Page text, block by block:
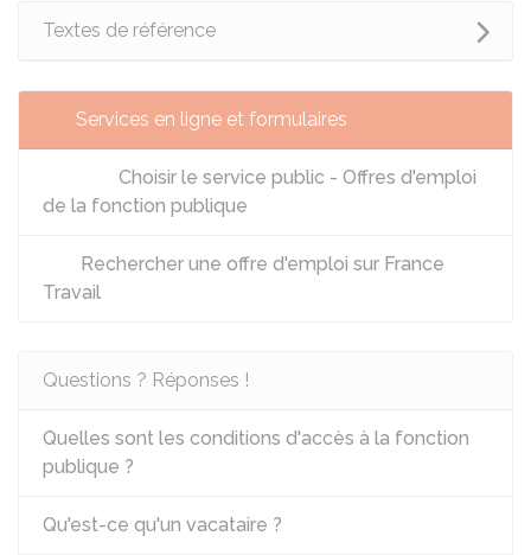
Textes de référence
Services en ligne et formulaires
Choisir le service public - Offres d'emploi
de la fonction publique
Rechercher une offre d'emploi sur France
Travail
Questions ? Réponses !
Quelles sont les conditions d'accès à la fonction
publique ?
Qu'est-ce qu'un vacataire ?